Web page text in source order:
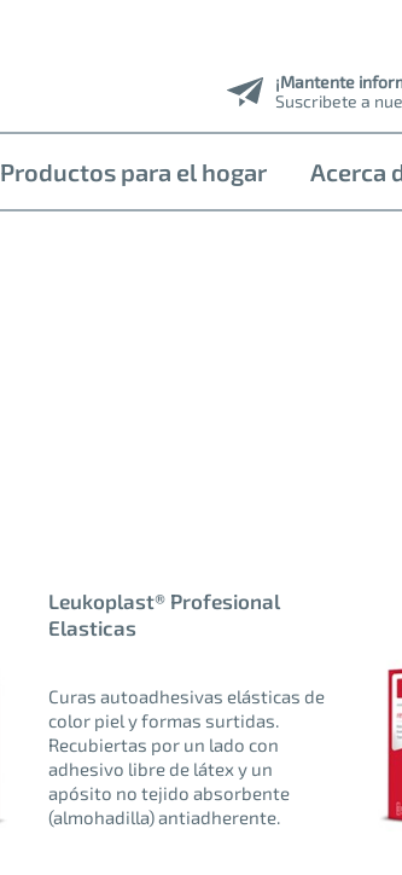
¡Mantente
Suscribete a
Productos para el hogar Acerca
Leukoplast® Profesional
Elasticas
Curas autoadhesivas elásticas de
color piel y formas surtidas.
Recubiertas por un lado con
adhesivo libre de látex y un
apósito no tejido absorbente
(almohadilla) antiadherente.